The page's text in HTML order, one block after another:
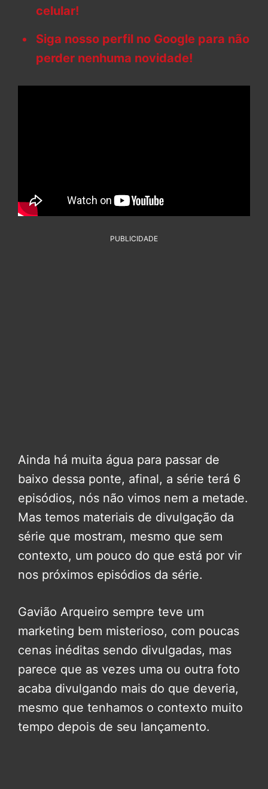
celular!
Siga nosso perfil no Google para não
perder nenhuma novidade!
PUBLICIDADE
Ainda há muita água para passar de
baixo dessa ponte, afinal, a série terá 6
episódios, nós não vimos nem a metade.
Mas temos materiais de divulgação da
série que mostram, mesmo que sem
contexto, um pouco do que está por vir
nos próximos episódios da série.
Gavião Arqueiro sempre teve um
marketing bem misterioso, com poucas
cenas inéditas sendo divulgadas, mas
parece que as vezes uma ou outra foto
acaba divulgando mais do que deveria,
mesmo que tenhamos o contexto muito
tempo depois de seu lançamento.